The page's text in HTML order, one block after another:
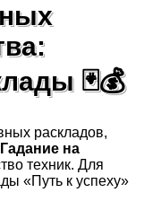
🃏💰
раскладов,
Гадание на
техник. Для
«Путь к успеху»